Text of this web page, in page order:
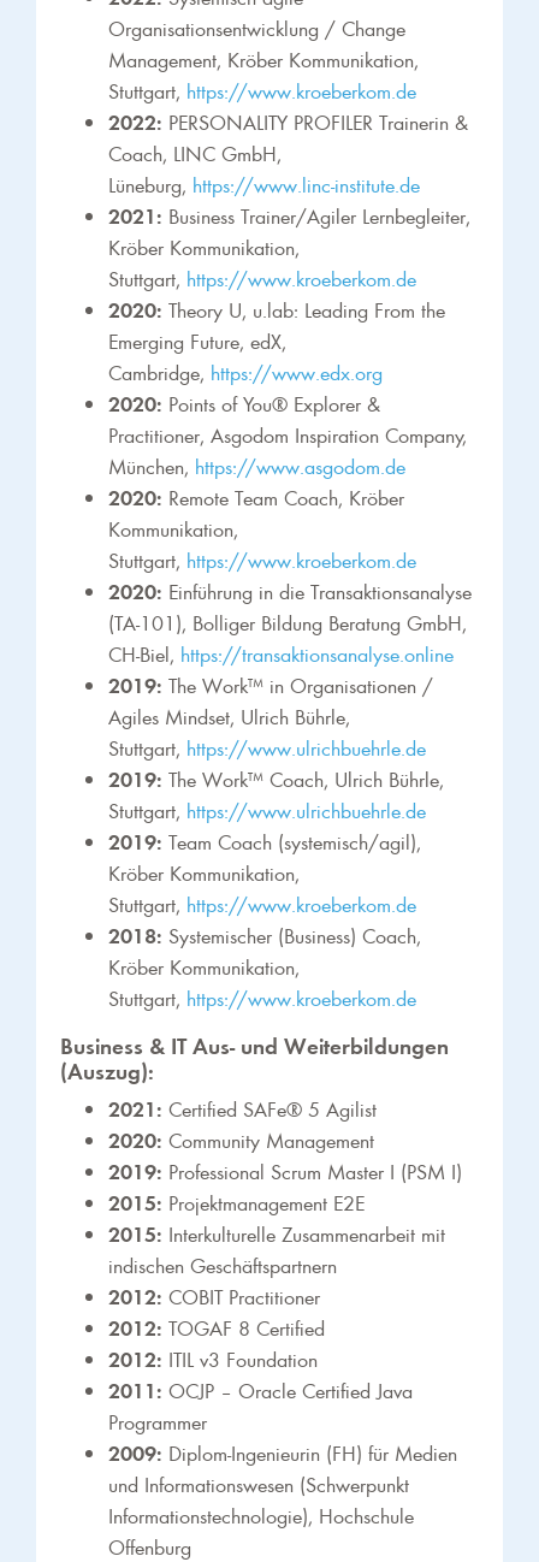
Organisationsentwicklung / Change
Management, Kröber Kommunikation,
Stuttgart, https://www.kroeberkom.de
2022: PERSONALITY PROFILER Trainerin &
Coach, LINC GmbH,
Lüneburg, https://www.linc-institute.de
2021: Business Trainer/Agiler Lernbegleiter,
Kröber Kommunikation,
Stuttgart, https://www.kroeberkom.de
2020: Theory U, u.lab: Leading From the
Emerging Future, edX,
Cambridge, https://www.edx.org
2020: Points of You® Explorer &
Practitioner, Asgodom Inspiration Company,
München, https://www.asgodom.de
2020: Remote Team Coach, Kröber
Kommunikation,
Stuttgart, https://www.kroeberkom.de
2020: Einführung in die Transaktionsanalyse
(TA-101), Bolliger Bildung Beratung GmbH,
CH-Biel, https://transaktionsanalyse.online
2019: The Work™ in Organisationen /
Agiles Mindset, Ulrich Bührle,
Stuttgart, https://www.ulrichbuehrle.de
2019: The Work™ Coach, Ulrich Bührle,
Stuttgart, https://www.ulrichbuehrle.de
2019: Team Coach (systemisch/agil),
Kröber Kommunikation,
Stuttgart, https://www.kroeberkom.de
2018: Systemischer (Business) Coach,
Kröber Kommunikation,
Stuttgart, https://www.kroeberkom.de
Business & IT Aus- und Weiterbildungen
(Auszug):
2021: Certified SAFe® 5 Agilist
2020: Community Management
2019: Professional Scrum Master I (PSM I)
2015: Projektmanagement E2E
2015: Interkulturelle Zusammenarbeit mit
indischen Geschäftspartnern
2012: COBIT Practitioner
2012: TOGAF 8 Certified
2012: ITIL v3 Foundation
2011: OCJP – Oracle Certified Java
Programmer
2009: Diplom-Ingenieurin (FH) für Medien
und Informationswesen (Schwerpunkt
Informationstechnologie), Hochschule
Offenburg